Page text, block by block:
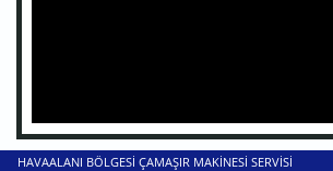
HAVAALANI BÖLGESI ÇAMAŞIR MAKINESI SERVISI